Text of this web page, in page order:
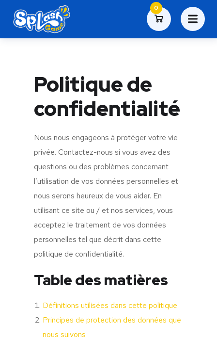
0
Politique de
confidentialité
Nous nous engageons à protéger votre vie
privée. Contactez-nous si vous avez des
questions ou des problèmes concernant
l’utilisation de vos données personnelles et
nous serons heureux de vous aider. En
utilisant ce site ou / et nos services, vous
acceptez le traitement de vos données
personnelles tel que décrit dans cette
politique de confidentialité.
Table des matières
Définitions utilisées dans cette politique
Principes de protection des données que
nous suivons